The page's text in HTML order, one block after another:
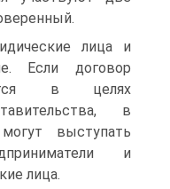
лица и
Если договор
в целях
в
выступать
и
лица.